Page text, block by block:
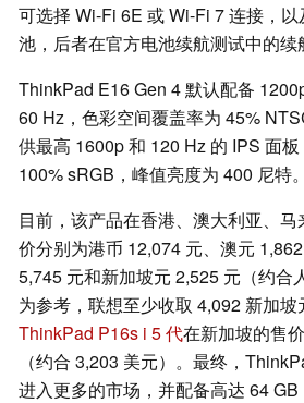
可选择 Wi-Fi 6E 或 Wi-Fi 7 连接，
池，后者在官方电池续航测试中的续
ThinkPad E16 Gen 4 默认配备
60 Hz，色彩空间覆盖率为 45%
供最高 1600p 和 120 Hz 的 IPS 面
100% sRGB，峰值亮度为 400 尼特。
目前，该产品在香港、澳大利亚、
价分别为港币 12,074 元、澳元
5,745 元和新加坡元 2,525 元（约合
为参考，联想至少收取 4,092 新加
ThinkPad P16s i 5 代在新加坡的售
（约合 3,203 美元）。最终，
进入更多的市场，并配备高达 64 GB